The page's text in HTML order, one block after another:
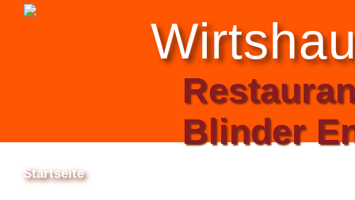
Blinder
Startseite